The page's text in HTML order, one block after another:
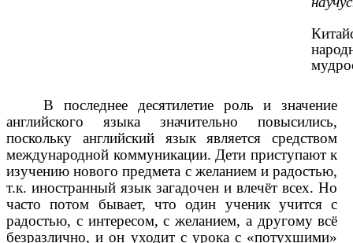
В последнее десятилетие роль и значение
английского языка значительно повысились,
поскольку английский язык является средством
международной коммуникации. Дети приступают к
изучению нового предмета с желанием и радостью,
т.к. иностранный язык загадочен и влечёт всех. Но
часто потом бывает, что один ученик учится с
радостью, с интересом, с желанием, а другому всё
безразлично, и он уходит с урока с «потухшими»